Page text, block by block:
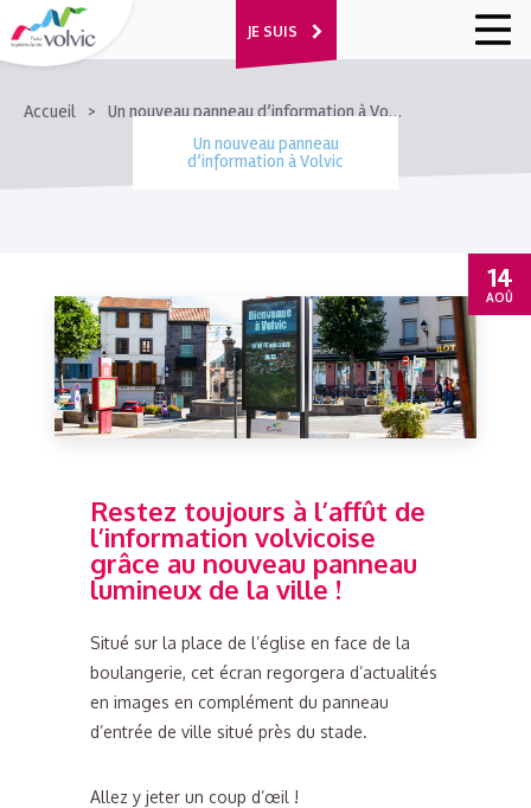
JE SUIS
FIL
D'ARIANE
Accueil
Un nouveau panneau d’information à Volvic
Un nouveau panneau
d’information à Volvic
14
AOÛ
Restez toujours à l’affût de
l’information volvicoise
grâce au nouveau panneau
lumineux de la ville !
Situé sur la place de l’église en face de la
boulangerie, cet écran regorgera d’actualités
en images en complément du panneau
d’entrée de ville situé près du stade.
Allez y jeter un coup d’œil !